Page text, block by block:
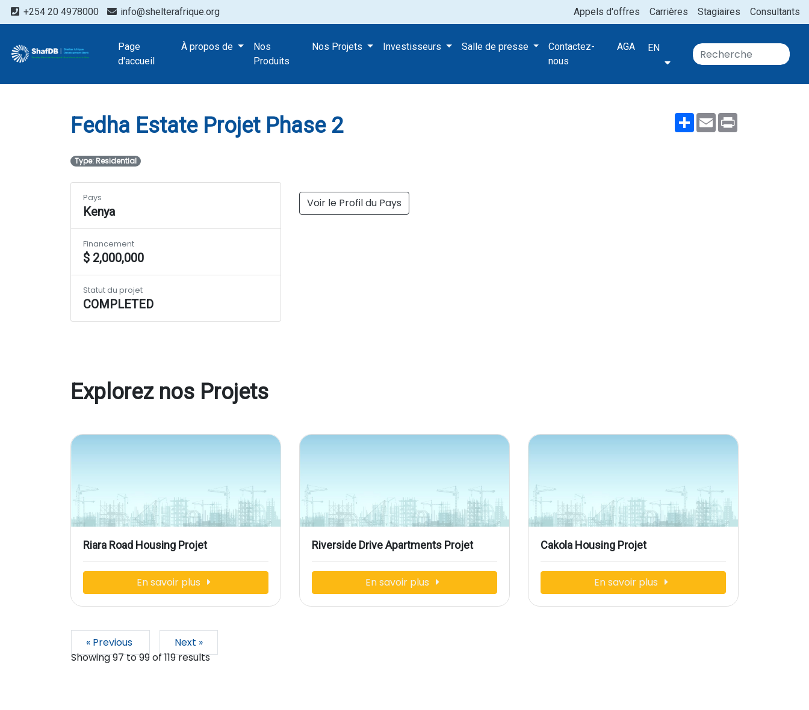
+254 20 4978000 info@shelterafrique.org Consultants
Stagiaires
Carrières
Appels d'offres
Page
d'accueil
À propos de
Nos
Produits
Nos Projets Investisseurs Salle de presse
Contactez-
nous
AGA EN
Projects
Fedha Estate Projet Phase 2
ShareEmail
Fedha Estate Projet Phase 2
Type: Residential
Voir le Profil du Pays
Pays
Kenya
Financement
$ 2,000,000
Statut du projet
COMPLETED
Explorez nos Projets
Riara Road Housing Projet
En savoir plus
Riverside Drive Apartments Projet
En savoir plus
Cakola Housing Projet
En savoir plus
« Previous
Next »
Showing97to99of119results